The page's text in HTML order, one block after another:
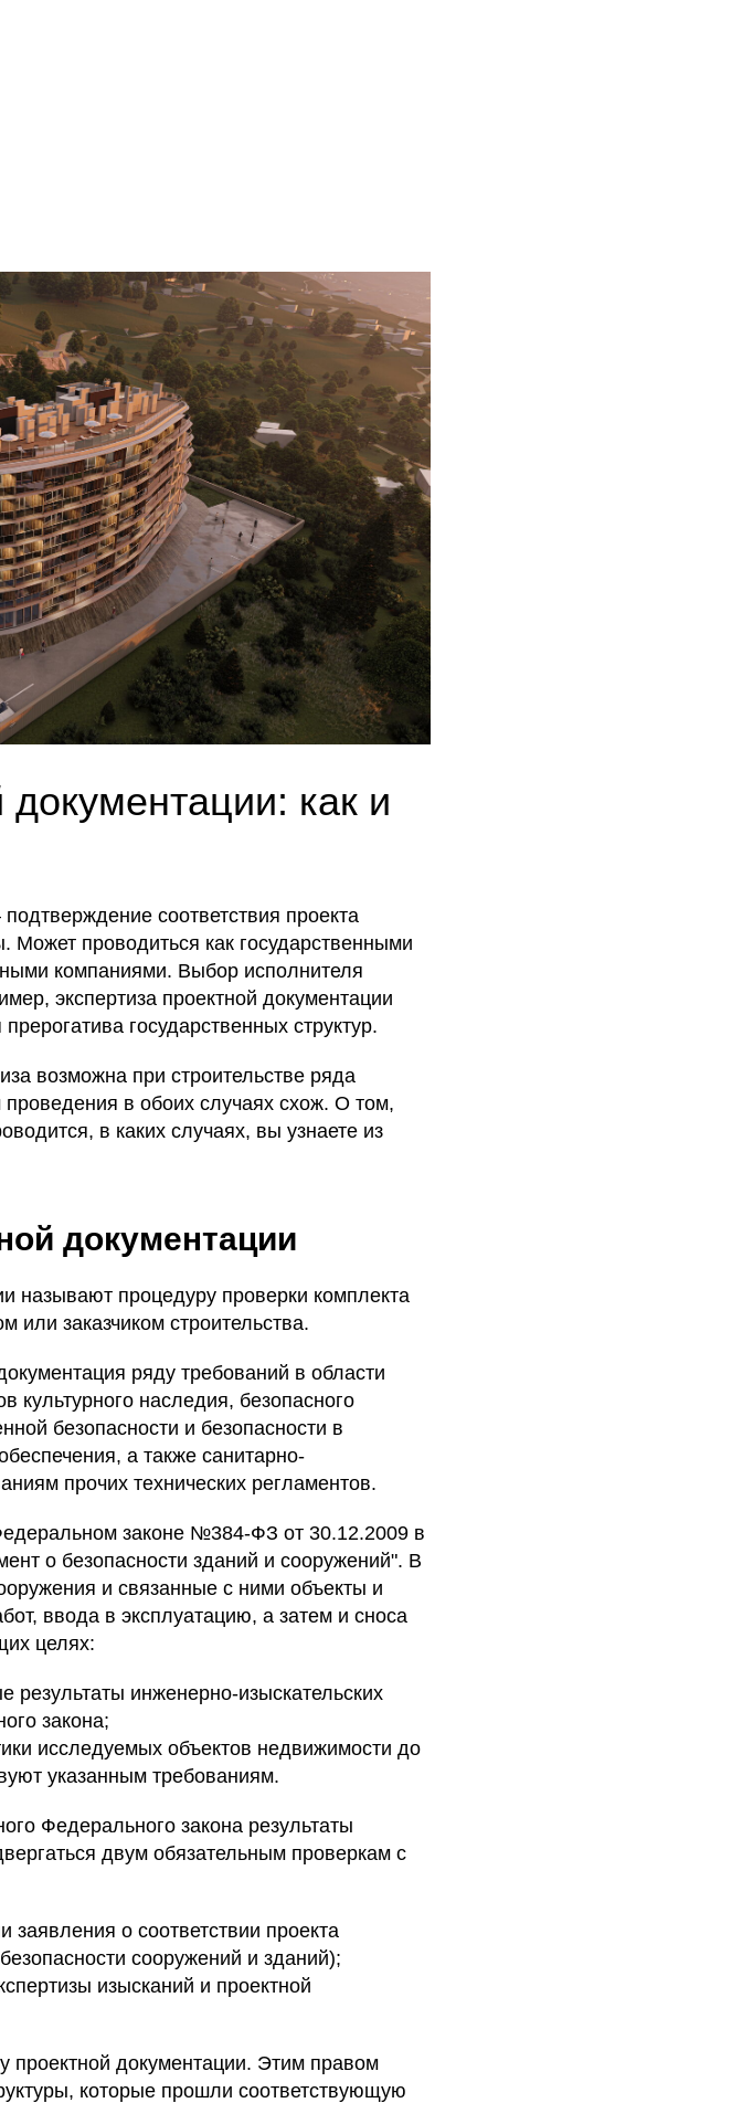
документации: как и
соответствия проекта
проводиться как государственными
компаниями. Выбор исполнителя
экспертиза проектной документации
государственных структур.
возможна при строительстве ряда
в обоих случаях схож. О том,
в каких случаях, вы узнаете из
документации
называют процедуру проверки комплекта
или заказчиком строительства.
ряду требований в области
наследия, безопасного
безопасности и безопасности в
а также санитарно-
прочих технических регламентов.
законе №384-ФЗ от 30.12.2009 в
о безопасности зданий и сооружений". В
и связанные с ними объекты и
ввода в эксплуатацию, а затем и сноса
целях:
результаты инженерно-изыскательских
закона;
исследуемых объектов недвижимости до
указанным требованиям.
Федерального закона результаты
двум обязательным проверкам с
заявления о соответствии проекта
сооружений и зданий);
изысканий и проектной
проектной документации. Этим правом
которые прошли соответствующую